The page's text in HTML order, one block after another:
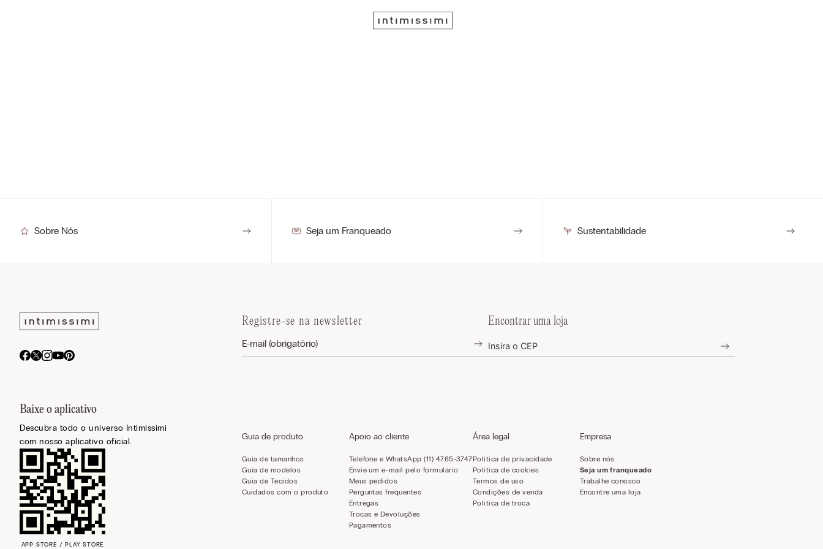
Sobre Nós Seja um Franqueado Sustentabilidade
Baixe o aplicativo
Descubra todo o universo Intimissimi
com nosso aplicativo oficial.
APP STORE / PLAY STORE
Registre-se na newsletter Encontrar uma loja
Guia de produto
Guia de tamanhos
Guia de modelos
Guia de Tecidos
Cuidados com o produto
Apoio ao cliente
Telefone e WhatsApp (11) 4765-3747
Envie um e-mail pelo formulário
Meus pedidos
Perguntas frequentes
Entregas
Trocas e Devoluções
Pagamentos
Área legal
Política de privacidade
Política de cookies
Termos de uso
Condições de venda
Política de troca
Empresa
Sobre nós
Seja um franqueado
Trabalhe conosco
Encontre uma loja